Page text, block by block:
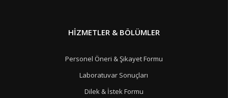
HIZMETLER & BÖLÜMLER
Personel Öneri & Şikayet Formu
Laboratuvar Sonuçları
Dilek & İstek Formu